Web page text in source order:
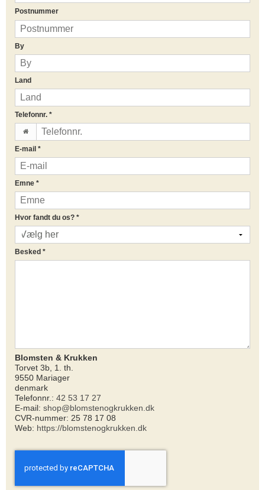
Postnummer
By
Land
Telefonnr. *
E-mail *
Emne *
Hvor fandt du os? *
Besked *
Blomsten & Krukken
Torvet 3b, 1. th.
9550 Mariager
denmark
Telefonnr.: 42 53 17 27
E-mail: shop@blomstenogkrukken.dk
CVR-nummer: 25 78 17 08
Web: https://blomstenogkrukken.dk